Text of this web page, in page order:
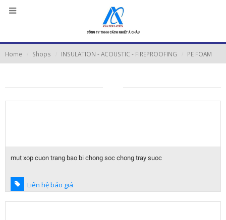
Home Shops INSULATION - ACOUSTIC - FIREPROOFING PE FOAM
mut xop cuon trang bao bi chong soc chong tray suoc
Liên hệ báo giá